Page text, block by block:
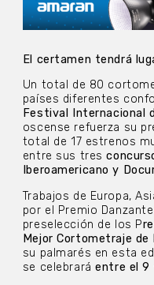
El certamen tendrá
Un total de 80
países diferentes
Festival Internacional
oscense refuerza su
total de 17 estrenos
entre sus tres
Iberoamericano y
Trabajos de Europa,
por el Premio
preselección de los P
Mejor Cortometraje de
su palmarés en esta
se celebraráentre el 9